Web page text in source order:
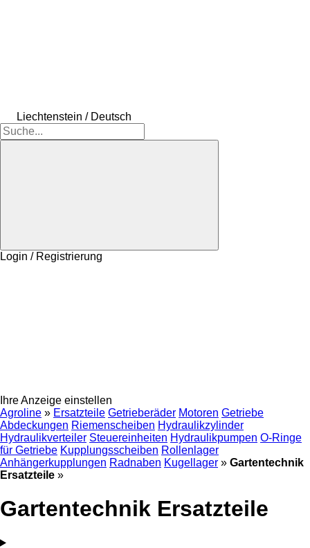
Liechtenstein / Deutsch
Login / Registrierung
Ihre Anzeige einstellen
Agroline » Ersatzteile Getrieberäder Motoren Getriebe
Abdeckungen Riemenscheiben Hydraulikzylinder
Hydraulikverteiler Steuereinheiten Hydraulikpumpen O-Ringe
für Getriebe Kupplungsscheiben Rollenlager
Anhängerkupplungen Radnaben Kugellager » Gartentechnik
Ersatzteile »
Gartentechnik Ersatzteile